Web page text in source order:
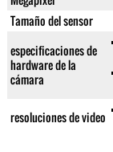
Tamaño del sensor
especificaciones de
hardware de la
cámara
resoluciones de video